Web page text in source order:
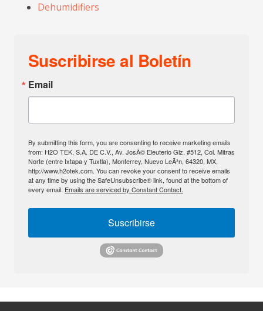
Dehumidifiers
Suscribirse al Boletín
Email
By submitting this form, you are consenting to receive marketing emails
from: H2O TEK, S.A. DE C.V., Av. JosÃ© Eleuterio Glz. #512, Col. Mitras
Norte (entre Ixtapa y Tuxtla), Monterrey, Nuevo LeÃ³n, 64320, MX,
http://www.h2otek.com. You can revoke your consent to receive emails
at any time by using the SafeUnsubscribe® link, found at the bottom of
every email. Emails are serviced by Constant Contact.
Suscribirse